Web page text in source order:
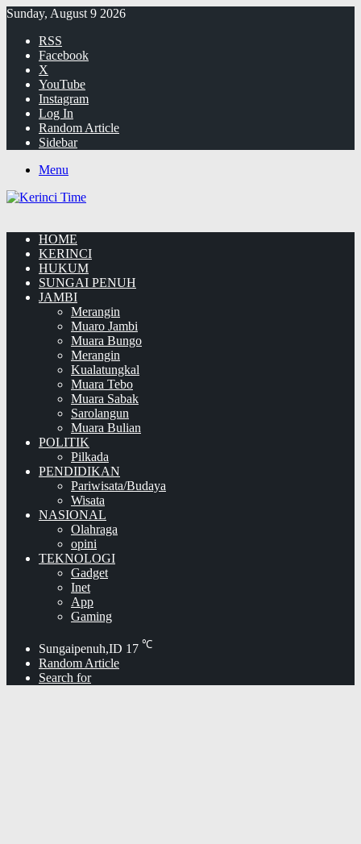
Sunday, August 9 2026
RSS
Facebook
X
YouTube
Instagram
Log In
Random Article
Sidebar
Menu
HOME
KERINCI
HUKUM
SUNGAI PENUH
JAMBI
Merangin
Muaro Jambi
Muara Bungo
Merangin
Kualatungkal
Muara Tebo
Muara Sabak
Sarolangun
Muara Bulian
POLITIK
Pilkada
PENDIDIKAN
Pariwisata/Budaya
Wisata
NASIONAL
Olahraga
opini
TEKNOLOGI
Gadget
Inet
App
Gaming
Sungaipenuh,ID 17 ℃
Random Article
Search for